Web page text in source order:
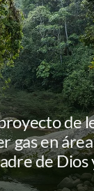
de
gas en
de Dios